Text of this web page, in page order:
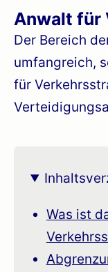
Anwalt für
Der Bereich
umfangreich,
für
Was ist